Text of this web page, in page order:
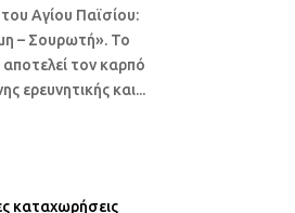
Αγίου Παϊσίου:
– Σουρωτή». Το
τον καρπό
ερευνητικής και...
καταχωρήσεις